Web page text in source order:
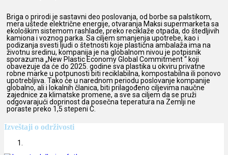
Briga o prirodi je sastavni deo poslovanja, od borbe sa palstikom,
mera uštede električne energije, otvaranja Maksi supermarketa sa
ekološkim sistemom rashlade, preko reciklaže otpada, do štedljivih
kamiona i voznog parka. Sa ciljem smanjenja upotrebe, kao i
podizanja svesti ljudi o štetnosti koje plastična ambalaža ima na
životnu sredinu, kompanija je na globalnom nivou je potpisnik
sporazuma „New Plastic Economy Global Commitment “ koji
obavezuje da će do 2025. godine sva plastika u okviru privatne
robne marke u potpunosti biti reciklabilna, kompostabilna ili ponovo
upotrebljiva. Tako će u narednom periodu poslovanje kompanije
globalno, ali i lokalnih članica, biti prilagođeno ciljevima naučne
zajednice za klimatske promene, a sve sa ciljem da se pruži
odgovarajući doprinost da posečna teperatura na Zemlji ne
poraste preko 1,5 stepeni C.
Izveštaji o održivosti